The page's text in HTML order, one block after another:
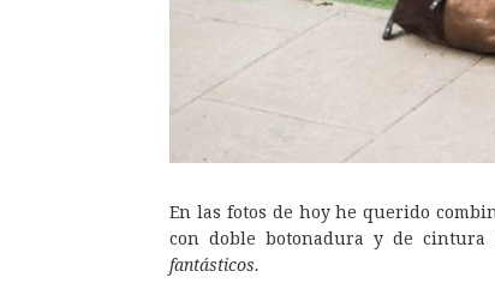
En las fotos de hoy he querido
con doble botonadura y de cintura
fantásticos.